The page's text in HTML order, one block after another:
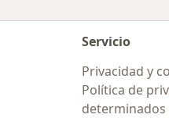
Servicio
Privacidad y
Política de